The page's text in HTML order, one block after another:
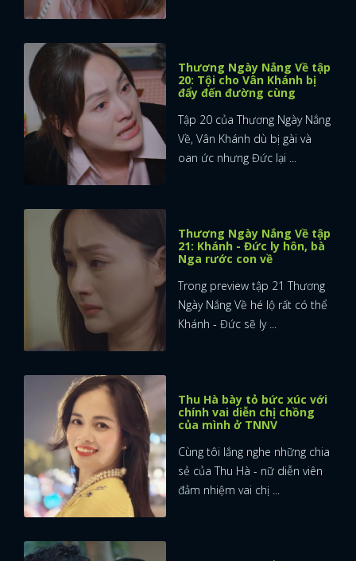
ĐĂNG NHẬP
Thương Ngày Nắng Về tập
20: Tội cho Vân Khánh bị
đẩy đến đường cùng
Tập 20 của Thương Ngày Nắng
Về, Vân Khánh dù bị gài và
oan ức nhưng Đức lại ...
Thương Ngày Nắng Về tập
21: Khánh - Đức ly hôn, bà
Nga rước con về
Trong preview tập 21 Thương
Ngày Nắng Về hé lộ rất có thể
Khánh - Đức sẽ ly ...
Thu Hà bày tỏ bức xúc với
chính vai diễn chị chồng
của mình ở TNNV
Cùng tôi lắng nghe những chia
sẻ của Thu Hà - nữ diễn viên
đảm nhiệm vai chị ...